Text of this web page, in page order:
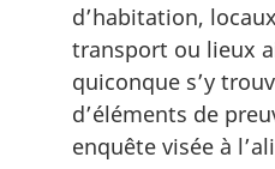
d’habitation,
transport ou lieux
quiconque s’y
d’éléments de
enquête visée à